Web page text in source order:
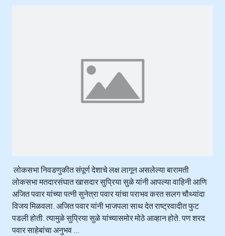
लोकसभा निवडणुकीत संपूर्ण देशाचे लक्ष लागून असलेल्या बारामती
लोकसभा मतदारसंघात खासदार सुप्रिया सुळे यांनी आपल्या वाहिनी आणि
अजित पवार यांच्या पत्नी सुनेत्रा पवार यांचा पराभव करत सलग चौथ्यांदा
विजय मिळवला. अजित पवार यांनी भाजपला साथ देत राष्ट्रवादीत फुट
पडली होती. त्यामुळे सुप्रिया सुळे यांच्यासमोर मोठे आव्हान होते. पण शरद
पवार साहेबांचा अनुभव ...